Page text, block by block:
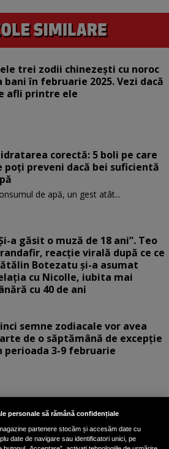
trei zodii chinezești cu noroc
bani în februarie 2025. Vezi dacă
afli printre ele
corectă: 5 boli pe care
poți preveni dacă bei suficientă
de apă, un gest atât...
a găsit o muză de 18 ani”. Teo
reacție virală după ce ce
Botezatu și-a asumat
cu Nicolle, iubita mai
cu 40 de ani
semne zodiacale vor avea
de o săptămână de excepție
perioada 3-9 februarie
albastru: superalimentul
bogat în fier care reduce
și combate
personale să rămână confidențiale
partenere stocăm și accesăm date cu
date de navigare sau identificatori unici, pe